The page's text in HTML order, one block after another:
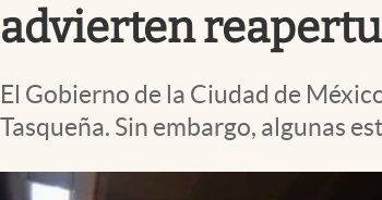
Tv
Espiritualidad
abre en nueva pestaña
advierten
El Gobierno de la Ciudad de
Tasqueña. Sin embargo, algunas